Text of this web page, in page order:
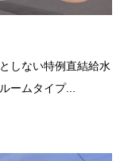
しない特例直結給水
ムタイプ...